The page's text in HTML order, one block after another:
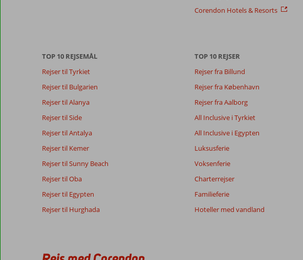
om
anmeldelser.
Totalscore
Baseret på:
70
8,8
Alletiders
Maden
8,0
Børnevenlig
7,3
Wifi-kvalitet 7,8
Vores
gæsters
anmeldelser
anmeldelser
Corendon Hotels & Resorts
TOP 10 REJSEMÅL
Rejser til Tyrkiet
Rejser til Bulgarien
Rejser til Alanya
Rejser til Side
Rejser til Antalya
Rejser til Kemer
Rejser til Sunny Beach
Rejser til Oba
Rejser til Egypten
Rejser til Hurghada
TOP 10 REJSER
Rejser fra Billund
Rejser fra København
Rejser fra Aalborg
All Inclusive i Tyrkiet
All Inclusive i Egypten
Luksusferie
Voksenferie
Charterrejser
Familieferie
Hoteller med vandland